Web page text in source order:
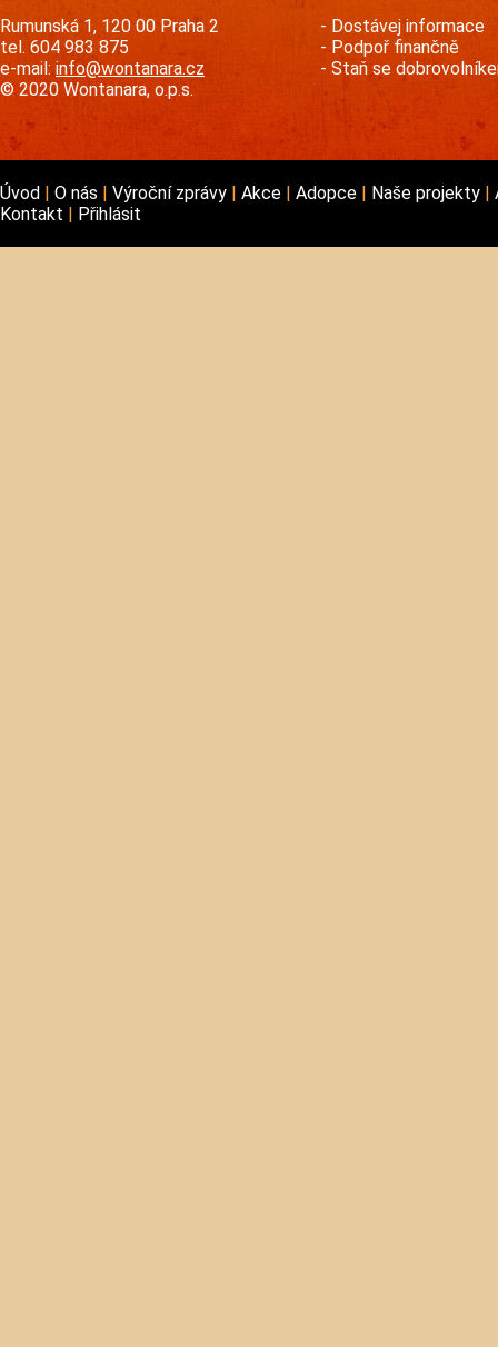
Rumunská 1, 120 00 Praha 2
tel. 604 983 875
e-mail: info@wontanara.cz
© 2020 Wontanara, o.p.s.
Dostávej informace
Podpoř finančně
Staň se
Úvod O nás Výroční zprávy Akce Adopce Naše projekty
Kontakt
Přihlásit